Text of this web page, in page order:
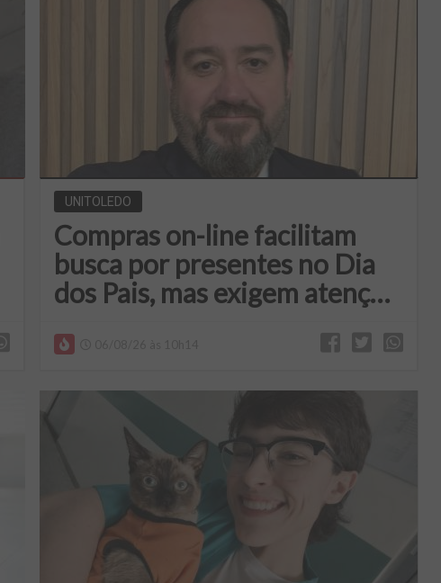
UNITOLEDO
Compras on-line facilitam
busca por presentes no Dia
dos Pais, mas exigem atenção